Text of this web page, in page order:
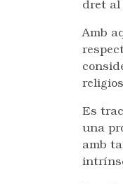
dret al
Amb
Es
una
amb